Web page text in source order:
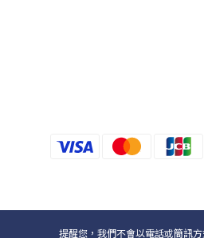
提醒您，我們不會以電話或簡訊